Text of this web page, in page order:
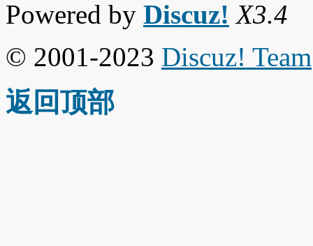
Powered by Discuz! X3.4
© 2001-2023 Discuz! Team
返回顶部